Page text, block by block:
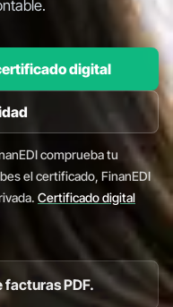
digital
comprueba tu
el certificado, FinanEDI
Certificado digital
facturas PDF.